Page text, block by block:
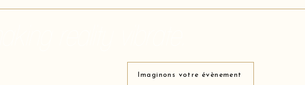
Imaginons votre évènement